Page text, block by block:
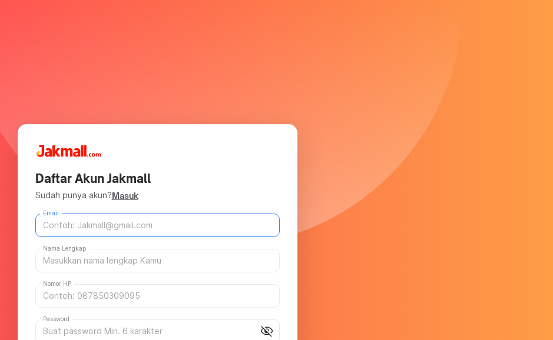
Daftar Akun Jakmall
Sudah punya akun?Masuk
Email
Nama Lengkap
Nomor HP
visibility_off
Password